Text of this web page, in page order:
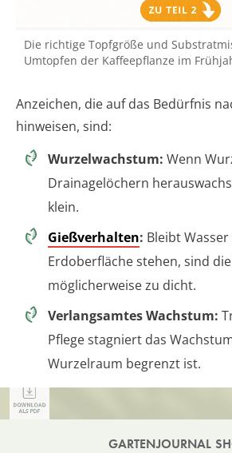
Die richtige Topfgröße und
Umtopfen der Kaffeepflanze im
Anzeichen, die auf das Bedürfnis
hinweisen, sind:
Wurzelwachstum: Wenn
Drainagelöchern
klein.
Gießverhalten: Bleibt
Erdoberfläche stehen, sind
möglicherweise zu dicht.
Verlangsamtes Wachstum:
Pflege stagniert das
Wurzelraum begrenzt ist.
GARTENJOURNAL